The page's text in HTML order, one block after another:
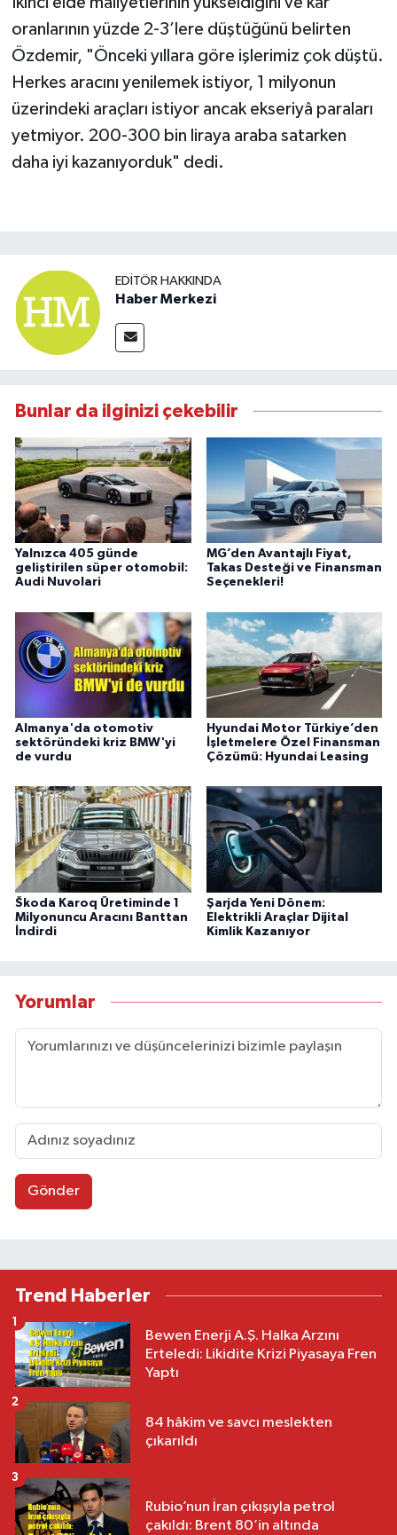
oranlarının yüzde 2-3’lere düştüğünü belirten
Özdemir, "Önceki yıllara göre işlerimiz çok düştü.
Herkes aracını yenilemek istiyor, 1 milyonun
üzerindeki araçları istiyor ancak ekseriyâ paraları
yetmiyor. 200-300 bin liraya araba satarken
daha iyi kazanıyorduk" dedi.
EDITÖR HAKKINDA
Haber Merkezi
Bunlar da ilginizi çekebilir
Yalnızca 405 günde
geliştirilen süper otomobil:
Audi Nuvolari
MG’den Avantajlı Fiyat,
Takas Desteği ve Finansman
Seçenekleri!
Almanya'da otomotiv
sektöründeki kriz BMW'yi
de vurdu
Hyundai Motor Türkiye’den
İşletmelere Özel Finansman
Çözümü: Hyundai Leasing
Škoda Karoq Üretiminde 1
Milyonuncu Aracını Banttan
İndirdi
Şarjda Yeni Dönem:
Elektrikli Araçlar Dijital
Kimlik Kazanıyor
Yorumlar
Gönder
Trend Haberler
Bewen Enerji A.Ş. Halka Arzını
Erteledi: Likidite Krizi Piyasaya Fren
Yaptı
1
84 hâkim ve savcı meslekten
çıkarıldı
2
Rubio’nun İran çıkışıyla petrol
çakıldı: Brent 80’in altında
3